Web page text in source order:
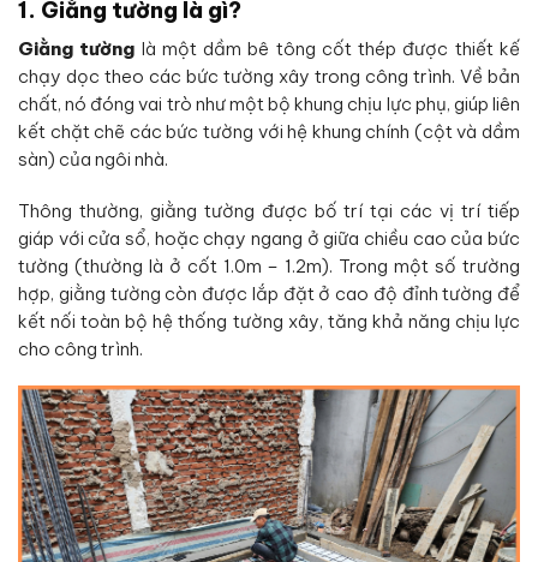
1. Giằng tường là gì?
Giằng tường là một dầm bê tông cốt thép được thiết kế
chạy dọc theo các bức tường xây trong công trình. Về bản
chất, nó đóng vai trò như một bộ khung chịu lực phụ, giúp liên
kết chặt chẽ các bức tường với hệ khung chính (cột và dầm
sàn) của ngôi nhà.
Thông thường, giằng tường được bố trí tại các vị trí tiếp
giáp với cửa sổ, hoặc chạy ngang ở giữa chiều cao của bức
tường (thường là ở cốt 1.0m – 1.2m). Trong một số trường
hợp, giằng tường còn được lắp đặt ở cao độ đỉnh tường để
kết nối toàn bộ hệ thống tường xây, tăng khả năng chịu lực
cho công trình.